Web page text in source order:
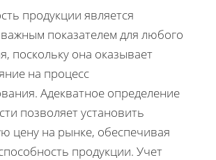
продукции является
показателем для любого
поскольку она оказывает
на процесс
Адекватное определение
позволяет установить
цену на рынке, обеспечивая
продукции. Учет